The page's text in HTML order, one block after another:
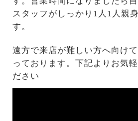
スタッフがしっかり1人1人親
す。
遠方で来店が難しい方へ向け
っております。下記よりお気
ださい